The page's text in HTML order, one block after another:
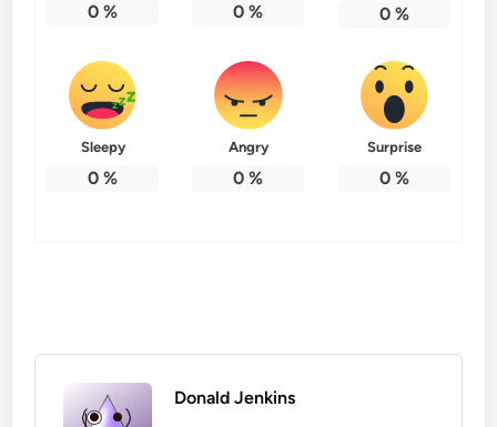
0 % 0 % 0%
Sleepy
0 %
Angry
0 %
Surprise
0%
Donald Jenkins